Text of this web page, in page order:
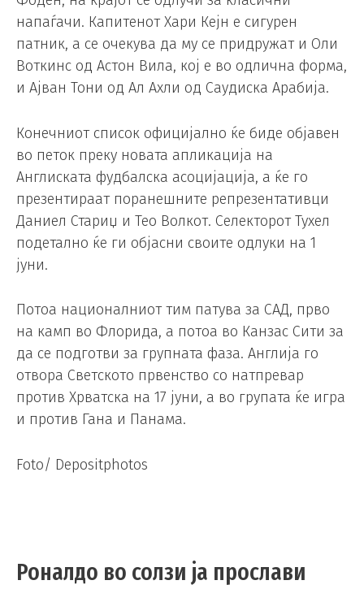
напаѓачи. Капитенот Хари Кејн е сигурен
патник, а се очекува да му се придружат и Оли
Воткинс од Астон Вила, кој е во одлична форма,
и Ајван Тони од Ал Ахли од Саудиска Арабија.
Конечниот список официјално ќе биде објавен
во петок преку новата апликација на
Англиската фудбалска асоцијација, а ќе го
презентираат поранешните репрезентативци
Даниел Стариџ и Тео Волкот. Селекторот Тухел
подетално ќе ги објасни своите одлуки на 1
јуни.
Потоа националниот тим патува за САД, прво
на камп во Флорида, а потоа во Канзас Сити за
да се подготви за групната фаза. Англија го
отвора Светското првенство со натпревар
против Хрватска на 17 јуни, а во групата ќе игра
и против Гана и Панама.
Foto/ Depositphotos
Роналдо во солзи ја прослави